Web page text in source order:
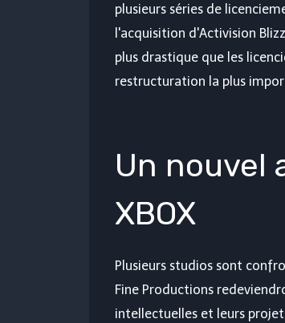
plusieurs séries de
l'acquisition d'Activision
plus drastique que les
restructuration la plus
Un nouvel
XBOX
Plusieurs studios sont
Fine Productions
intellectuelles et leurs